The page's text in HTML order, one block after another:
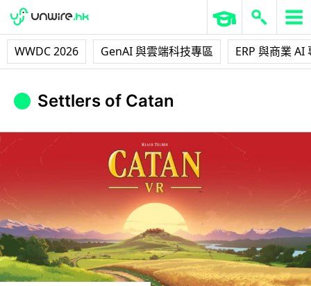
WWDC 2026 GenAI 與雲端科技專區 ERP 與商業 AI
Settlers of Catan